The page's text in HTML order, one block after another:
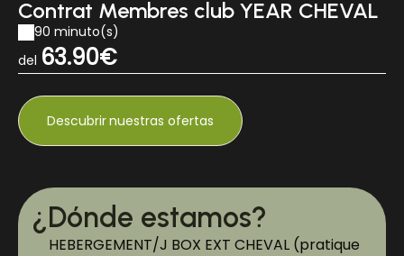
Contrat Membres club YEAR CHEVAL
90 minuto(s)
del 63.90€
Descubrirnuestras ofertas
¿Dónde estamos?
HEBERGEMENT/J BOX EXT CHEVAL (pratique